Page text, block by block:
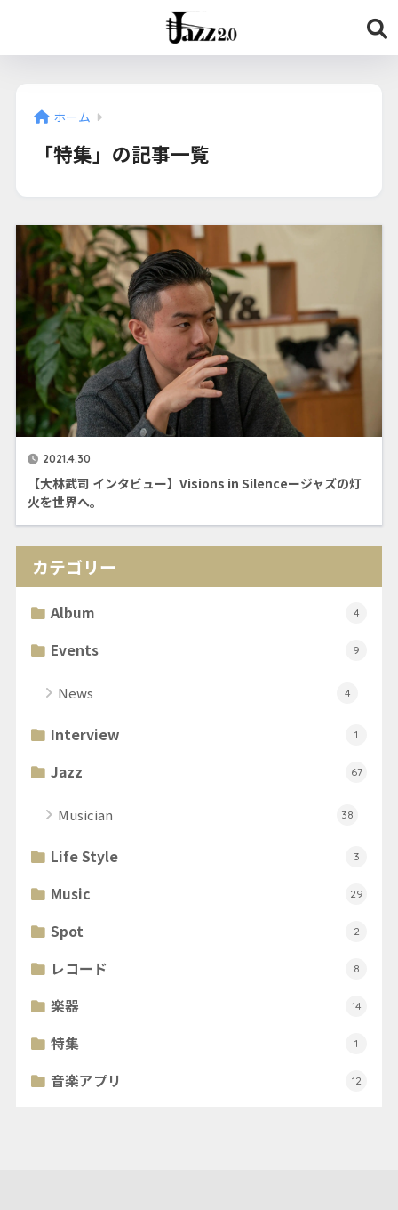
ホーム
「特集」の記事一覧
2021.4.30
【大林武司 インタビュー】Visions in Silenceージャズの灯
火を世界へ。
カテゴリー
Album 4
Events 9
News 4
Interview 1
Jazz 67
Musician 38
Life Style 3
Music 29
Spot 2
レコード 8
楽器 14
特集 1
音楽アプリ 12